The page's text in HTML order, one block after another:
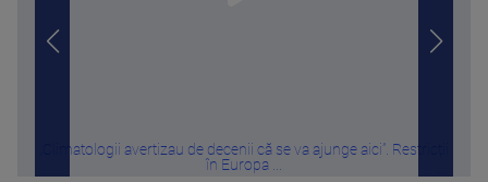
„Climatologii avertizau de decenii că se va ajunge aici”. Restricții
în Europa ...